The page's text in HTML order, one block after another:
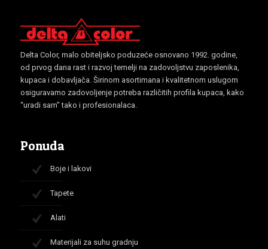
Delta Color, malo obiteljsko poduzeće osnovano 1992. godine,
od prvog dana rast i razvoj temelji na zadovoljstvu zaposlenika,
kupaca i dobavljača. Širinom asortimana i kvalitetnom uslugom
osiguravamo zadovoljenje potreba različitih profila kupaca, kako
“uradi sam” tako i profesionalaca.
Ponuda
Boje i lakovi
Tapete
Alati
Materijali za suhu gradnju